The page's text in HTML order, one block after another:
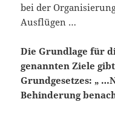
bei der
Ausflügen …
Die Grundlage für
genannten Ziele
Grundgesetzes: „
Behinderung